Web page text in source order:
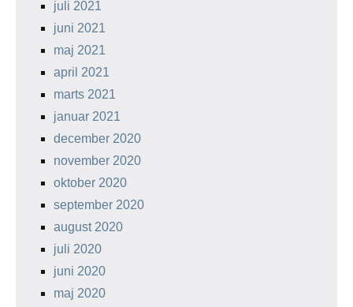
juli 2021
juni 2021
maj 2021
april 2021
marts 2021
januar 2021
december 2020
november 2020
oktober 2020
september 2020
august 2020
juli 2020
juni 2020
maj 2020